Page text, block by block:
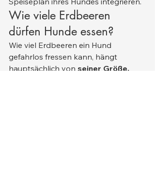
Wie viele Erdbeeren
dürfen Hunde essen?
Wie viel Erdbeeren ein Hund
gefahrlos fressen kann, hängt
hauptsächlich von seiner Größe,